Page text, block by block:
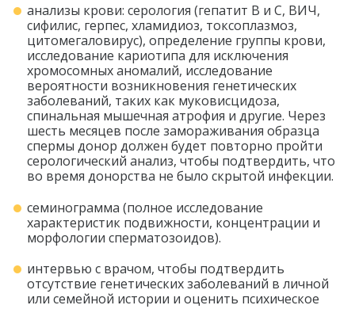
анализы крови: серология (гепатит В и С, ВИЧ,
сифилис, герпес, хламидиоз, токсоплазмоз,
цитомегаловирус), определение группы крови,
исследование кариотипа для исключения
хромосомных аномалий, исследование
вероятности возникновения генетических
заболеваний, таких как муковисцидоза,
спинальная мышечная атрофия и другие. Через
шесть месяцев после замораживания образца
спермы донор должен будет повторно пройти
серологический анализ, чтобы подтвердить, что
во время донорства не было скрытой инфекции.
семинограмма (полное исследование
характеристик подвижности, концентрации и
морфологии сперматозоидов).
интервью с врачом, чтобы подтвердить
отсутствие генетических заболеваний в личной
или семейной истории и оценить психическое